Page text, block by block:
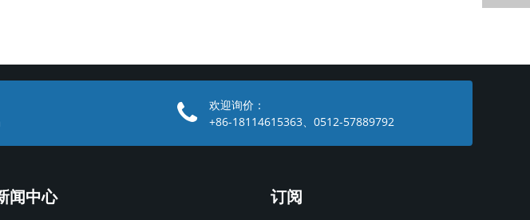
欢迎询价：
+86-18114615363、0512-57889792
闻中心 订阅